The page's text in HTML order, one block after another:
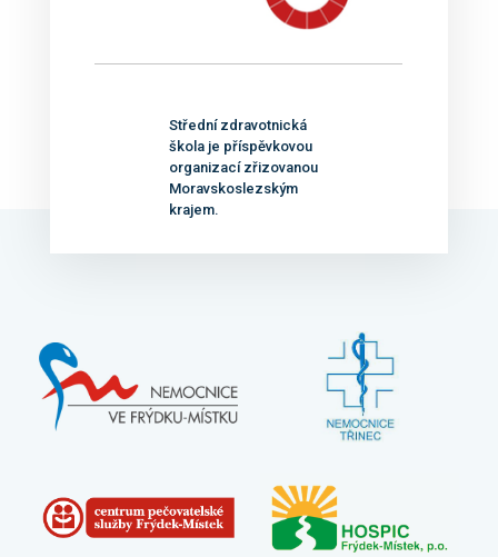
Střední zdravotnická
škola je příspěvkovou
organizací zřizovanou
Moravskoslezským
krajem.